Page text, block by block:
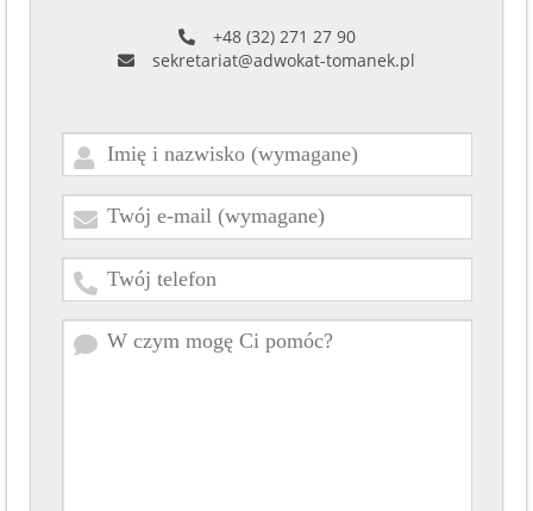
+48 (32) 271 27 90
sekretariat@adwokat-tomanek.pl